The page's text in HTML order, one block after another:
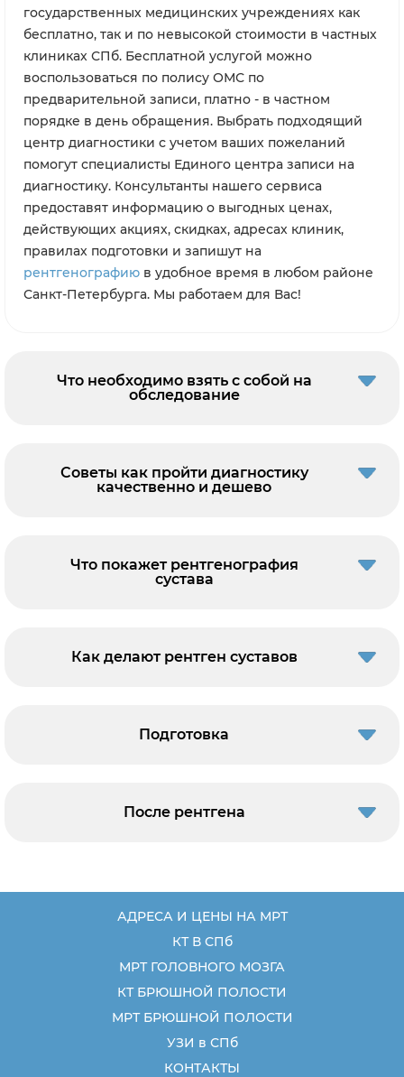
государственных медицинских учреждениях как
бесплатно, так и по невысокой стоимости в частных
клиниках СПб. Бесплатной услугой можно
воспользоваться по полису ОМС по
предварительной записи, платно - в частном
порядке в день обращения. Выбрать подходящий
центр диагностики с учетом ваших пожеланий
помогут специалисты Единого центра записи на
диагностику. Консультанты нашего сервиса
предоставят информацию о выгодных ценах,
действующих акциях, скидках, адресах клиник,
правилах подготовки и запишут на
рентгенографию в удобное время в любом районе
Санкт-Петербурга. Мы работаем для Вас!
Что необходимо взять с собой на
обследование
Советы как пройти диагностику
качественно и дешево
Что покажет рентгенография
сустава
Как делают рентген суставов
Подготовка
После рентгена
АДРЕСА И ЦЕНЫ НА МРТ
КТ В СПб
МРТ ГОЛОВНОГО МОЗГА
КТ БРЮШНОЙ ПОЛОСТИ
МРТ БРЮШНОЙ ПОЛОСТИ
УЗИ в СПб
КОНТАКТЫ